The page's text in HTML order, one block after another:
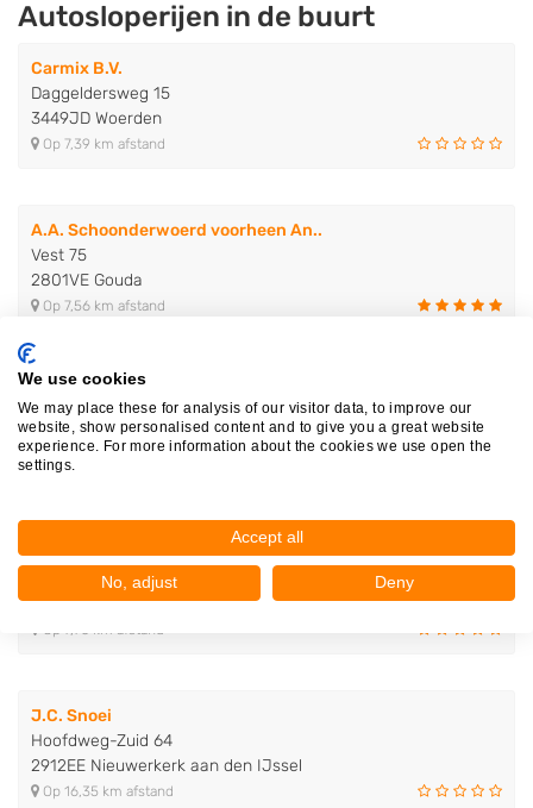
Autosloperijen in de buurt
Carmix B.V.
Daggeldersweg 15
3449JD Woerden
Op 7,39 km afstand
A.A. Schoonderwoerd voorheen An..
Vest 75
2801VE Gouda
Op 7,56 km afstand
Diemerbroek 17
3464HP Papekop
Op 7,67 km afstand
V.O.F. Klein Zweden
Papekopperstraatweg 30
3464HL Papekop
Op 7,76 km afstand
J.C. Snoei
Hoofdweg-Zuid 64
2912EE Nieuwerkerk aan den IJssel
Op 16,35 km afstand
We use cookies
We may place these for analysis of our visitor data, to improve our
website, show personalised content and to give you a great website
experience. For more information about the cookies we use open the
settings.
Accept all
No, adjust Deny